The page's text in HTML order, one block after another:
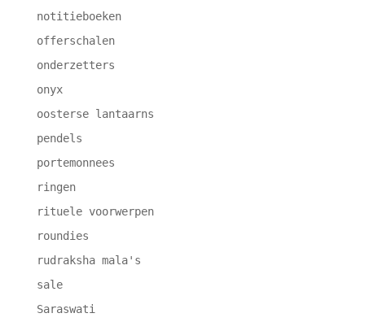
notitieboeken
offerschalen
onderzetters
onyx
oosterse lantaarns
pendels
portemonnees
ringen
rituele voorwerpen
roundies
rudraksha mala's
sale
Saraswati